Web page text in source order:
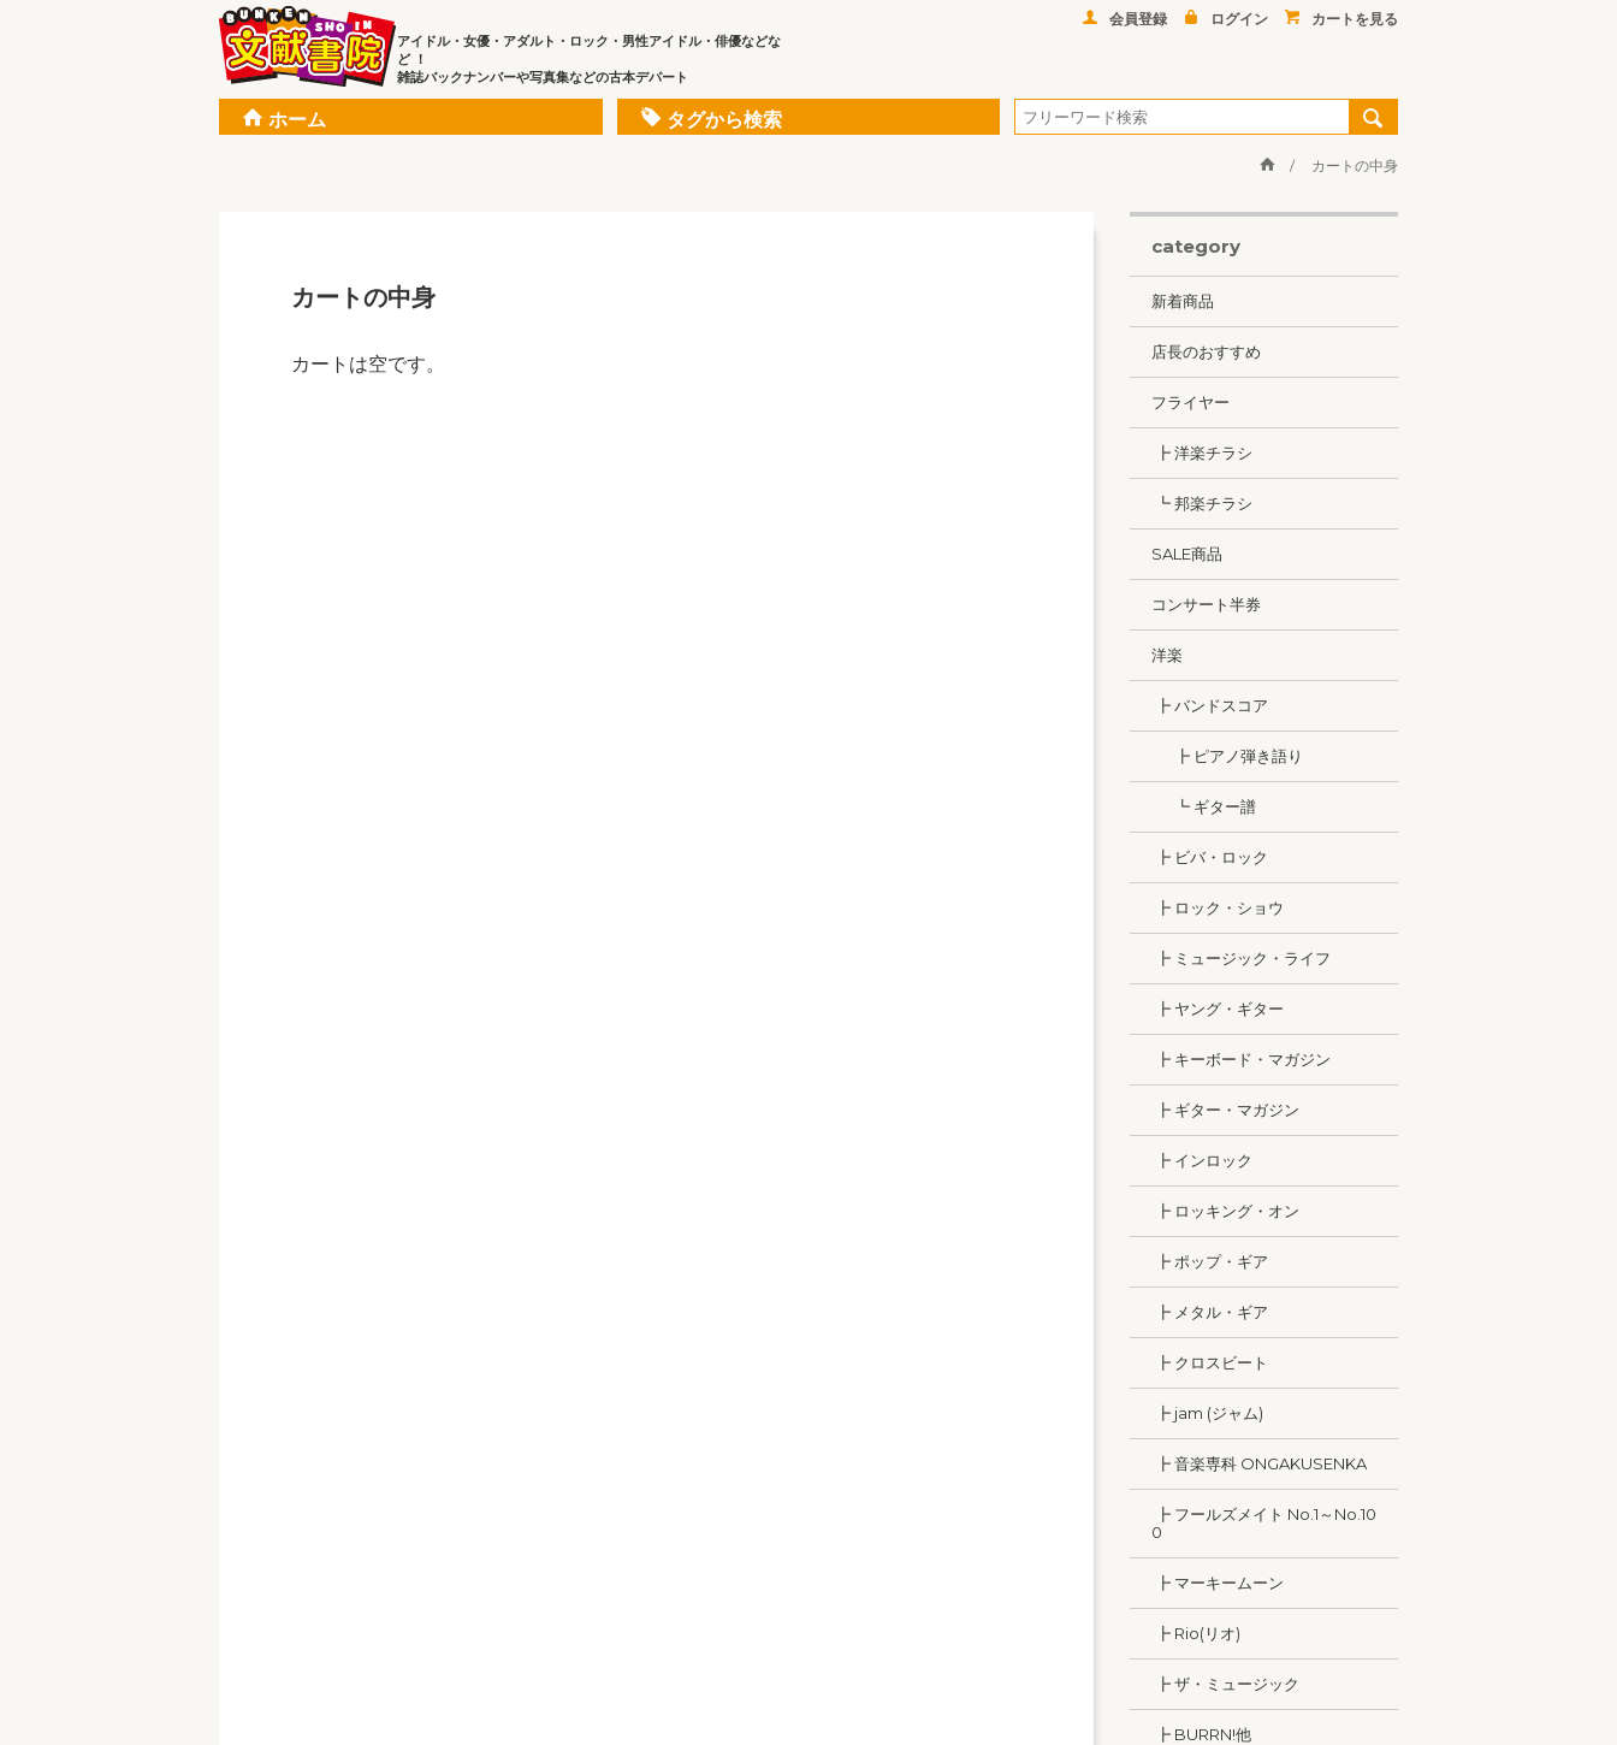
アイドル・女優・アダルト・ロック・男性アイドル・俳優などな
ど ！
雑誌バックナンバーや写真集などの古本デパート
会員登録 ログイン カートを見る
ホーム タグから検索
カートの中身
カートの中身
カートは空です。
category
新着商品
店長のおすすめ
フライヤー
┣ 洋楽チラシ
┗ 邦楽チラシ
SALE商品
コンサート半券
洋楽
┣ バンドスコア
┣ ピアノ弾き語り
┗ ギター譜
┣ ビバ・ロック
┣ ロック・ショウ
┣ ミュージック・ライフ
┣ ヤング・ギター
┣ キーボード・マガジン
┣ ギター・マガジン
┣ インロック
┣ ロッキング・オン
┣ ポップ・ギア
┣ メタル・ギア
┣ クロスビート
┣ jam (ジャム)
┣ 音楽専科 ONGAKUSENKA
┣ フールズメイト No.1～No.10
0
┣ マーキームーン
┣ Rio(リオ)
┣ ザ・ミュージック
┣ BURRN!他